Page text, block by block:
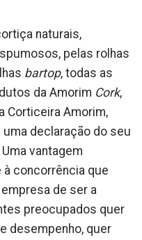
naturais,
pelas rolhas
bartop, todas as
da Amorim Cork,
Corticeira Amorim,
declaração do seu
vantagem
concorrência que
de ser a
preocupados quer
desempenho, quer